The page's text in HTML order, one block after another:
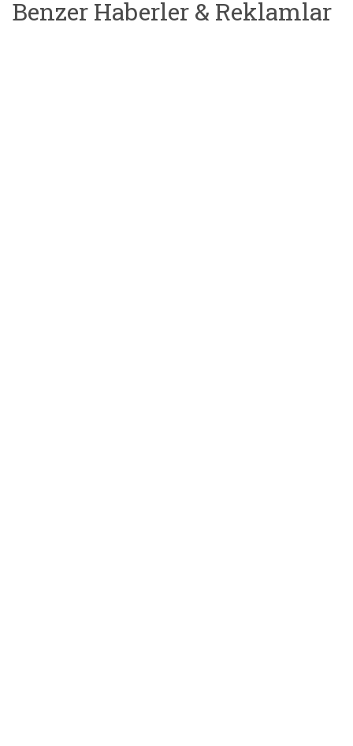
Benzer Haberler & Reklamlar